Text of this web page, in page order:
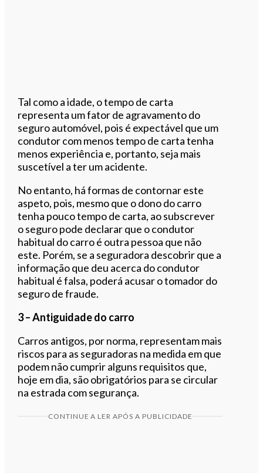
Tal como a idade, o tempo de carta
representa um fator de agravamento do
seguro automóvel, pois é expectável que um
condutor com menos tempo de carta tenha
menos experiência e, portanto, seja mais
suscetível a ter um acidente.
No entanto, há formas de contornar este
aspeto, pois, mesmo que o dono do carro
tenha pouco tempo de carta, ao subscrever
o seguro pode declarar que o condutor
habitual do carro é outra pessoa que não
este. Porém, se a seguradora descobrir que a
informação que deu acerca do condutor
habitual é falsa, poderá acusar o tomador do
seguro de fraude.
3 – Antiguidade do carro
Carros antigos, por norma, representam mais
riscos para as seguradoras na medida em que
podem não cumprir alguns requisitos que,
hoje em dia, são obrigatórios para se circular
na estrada com segurança.
CONTINUE A LER APÓS A PUBLICIDADE